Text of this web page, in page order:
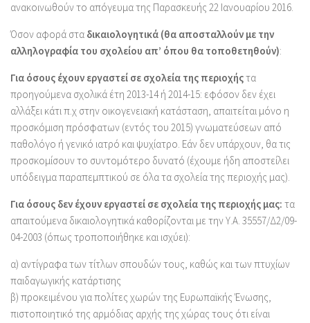
ανακοινωθούν το απόγευμα της Παρασκευής 22 Ιανουαρίου 2016.
Όσον αφορά στα δικαιολογητικά (θα αποσταλλούν με την
αλληλογραφία του σχολείου απ’ όπου θα τοποθετηθούν):
Για όσους έχουν εργαστεί σε σχολεία της περιοχήςτα
προηγούμενα σχολικά έτη 2013-14 ή 2014-15: εφόσον δεν έχει
αλλάξει κάτι π.χ στην οικογενειακή κατάσταση, απαιτείται μόνο η
προσκόμιση πρόσφατων (εντός του 2015) γνωματεύσεων από
παθολόγο ή γενικό ιατρό και ψυχίατρο. Εάν δεν υπάρχουν, θα τις
προσκομίσουν το συντομότερο δυνατό (έχουμε ήδη αποστείλει
υπόδειγμα παραπεμπτικού σε όλα τα σχολεία της περιοχής μας).
Για όσους δεν έχουν εργαστεί σε σχολεία της περιοχής μας: τα
απαιτούμενα δικαιολογητικά καθορίζονται με την Υ.Α. 35557/Δ2/09-
04-2003 (όπως τροποποιήθηκε και ισχύει):
α) αντίγραφα των τίτλων σπουδών τους, καθώς και των πτυχίων
παιδαγωγικής κατάρτισης
β) προκειμένου για πολίτες χωρών της Ευρωπαϊκής Ένωσης,
πιστοποιητικό της αρμόδιας αρχής της χώρας τους ότι είναι